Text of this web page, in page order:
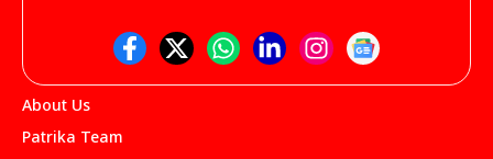
About Us
Patrika Team